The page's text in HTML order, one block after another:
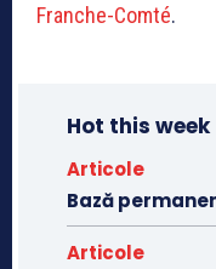
Franche-Comté.
Hot this week
Articole
Bază
Articole